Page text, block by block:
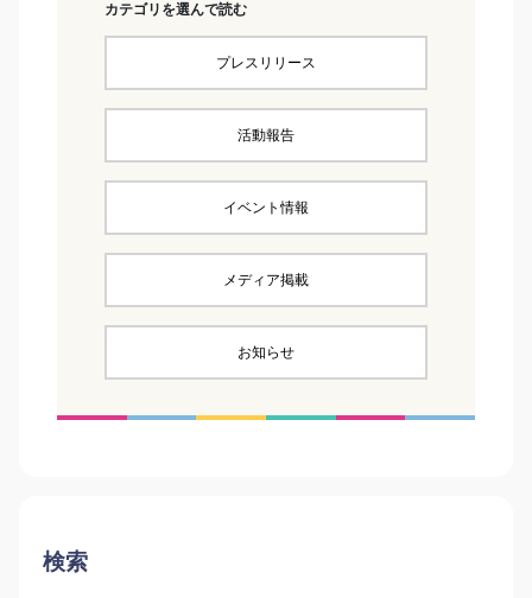
カテゴリを選んで読む
プレスリリース
活動報告
イベント情報
メディア掲載
お知らせ
検索